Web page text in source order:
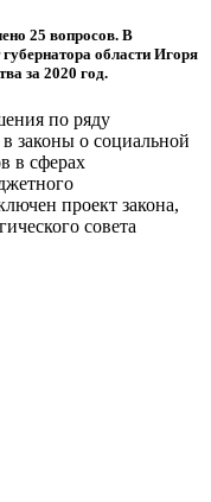
25 вопросов. В
области Игоря
за 2020 год.
по ряду
законы о социальной
в сферах
проект закона,
совета